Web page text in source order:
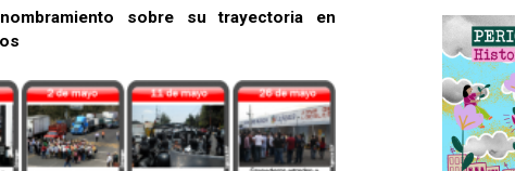
sobre su trayectoria en